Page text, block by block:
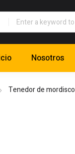
Nosotros
Tenedor de mordisco